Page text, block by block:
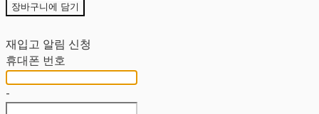
장바구니에 담기
재입고 알림 신청
휴대폰 번호
-